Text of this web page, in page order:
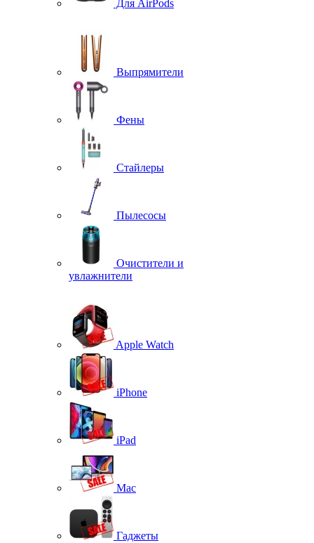
Для AirPods
Выпрямители
Фены
Стайлеры
Пылесосы
Очистители и
увлажнители
Apple Watch
iPhone
iPad
Mac
Гаджеты